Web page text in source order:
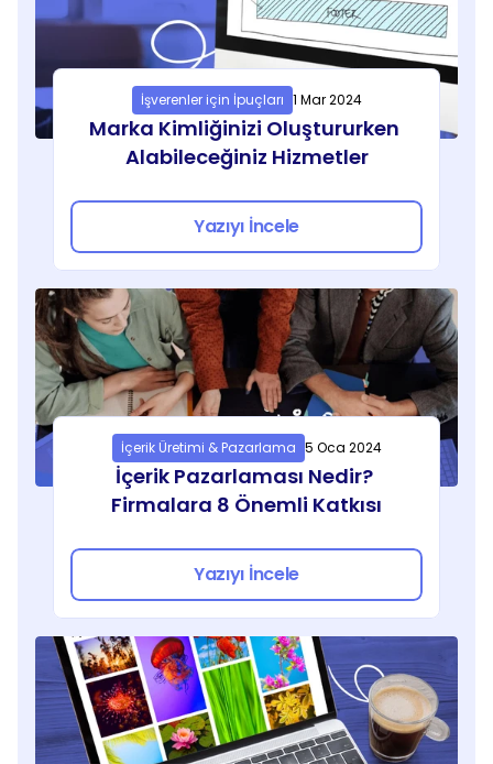
İşverenler için İpuçları 1 Mar 2024
Marka Kimliğinizi Oluştururken
Alabileceğiniz Hizmetler
Yazıyı İncele
İçerik Üretimi & Pazarlama 5 Oca 2024
İçerik Pazarlaması Nedir?
Firmalara 8 Önemli Katkısı
Yazıyı İncele